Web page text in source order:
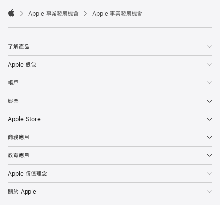

Apple 事業發展機會 Apple 事業發展機會
了解產品
Apple 銀包
帳戶
娛樂
Apple Store
商務應用
教育應用
Apple 價值理念
關於 Apple